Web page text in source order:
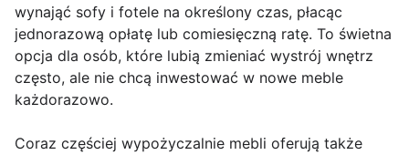
wynająć sofy i fotele na określony czas, płacąc
jednorazową opłatę lub comiesięczną ratę. To świetna
opcja dla osób, które lubią zmieniać wystrój wnętrz
często, ale nie chcą inwestować w nowe meble
każdorazowo.
Coraz częściej wypożyczalnie mebli oferują także